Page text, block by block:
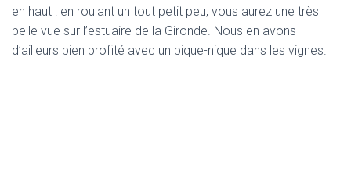
en haut : en roulant un tout petit peu, vous aurez une très
belle vue sur l’estuaire de la Gironde. Nous en avons
d’ailleurs bien profité avec un pique-nique dans les vignes.